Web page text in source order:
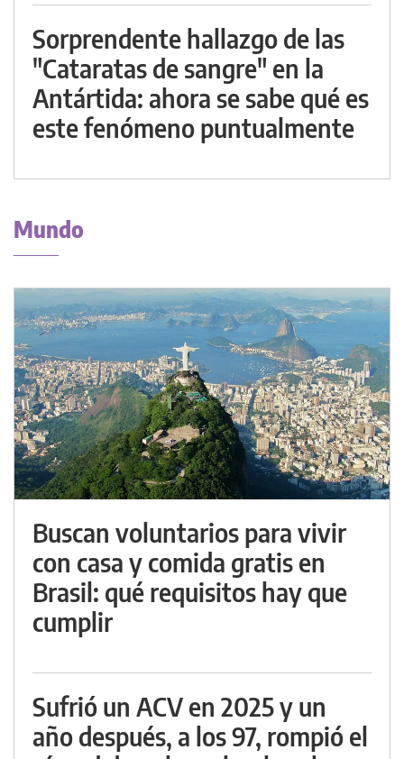
Sorprendente hallazgo de las
"Cataratas de sangre" en la
Antártida: ahora se sabe qué es
este fenómeno puntualmente
Mundo
Buscan voluntarios para vivir
con casa y comida gratis en
Brasil: qué requisitos hay que
cumplir
Sufrió un ACV en 2025 y un
año después, a los 97, rompió el